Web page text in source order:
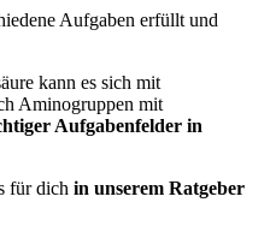
Aufgaben erfüllt und
kann es sich mit
Aminogruppen mit
Aufgabenfelder in
für dich in unserem Ratgeber